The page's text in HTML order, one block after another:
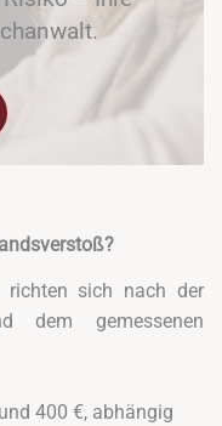
richten sich nach der
dem gemessenen
400 €, abhängig